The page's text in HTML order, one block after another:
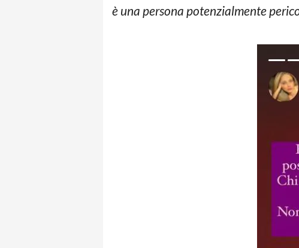
è una persona potenzialmente